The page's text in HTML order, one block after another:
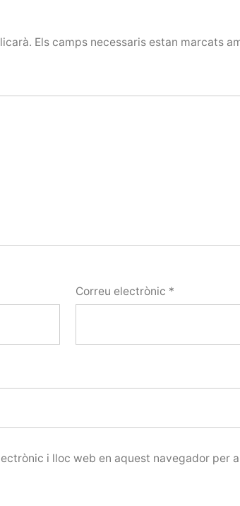
Els camps necessaris estan marcats
Correu electrònic *
i lloc web en aquest navegador per